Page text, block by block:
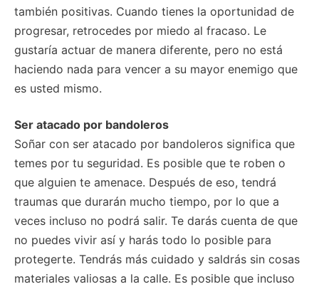
también positivas. Cuando tienes la oportunidad de
progresar, retrocedes por miedo al fracaso. Le
gustaría actuar de manera diferente, pero no está
haciendo nada para vencer a su mayor enemigo que
es usted mismo.
Ser atacado por bandoleros
Soñar con ser atacado por bandoleros significa que
temes por tu seguridad. Es posible que te roben o
que alguien te amenace. Después de eso, tendrá
traumas que durarán mucho tiempo, por lo que a
veces incluso no podrá salir. Te darás cuenta de que
no puedes vivir así y harás todo lo posible para
protegerte. Tendrás más cuidado y saldrás sin cosas
materiales valiosas a la calle. Es posible que incluso